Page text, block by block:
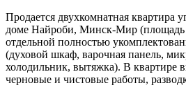
Продается двухкомнатная квартира
доме Найроби, Минск-Мир
отдельной полностью
(духовой шкаф, варочная панель,
холодильник, вытяжка). В квартире
черновые и чистовые работы,